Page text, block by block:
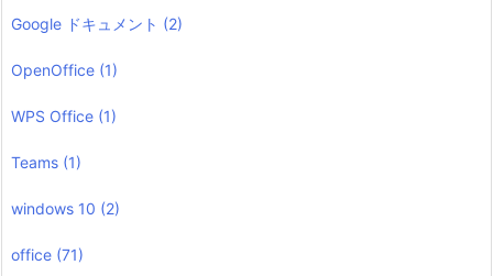
Google ドキュメント (2)
OpenOffice (1)
WPS Office (1)
Teams (1)
windows 10 (2)
office (71)